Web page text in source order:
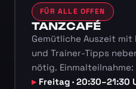
FÜR ALLE OFFEN
TANZCAFÉ
Gemütliche Auszeit
und Trainer-Tipps
nötig. Einmalteilnahme:
Freitag · 20:30–21:30